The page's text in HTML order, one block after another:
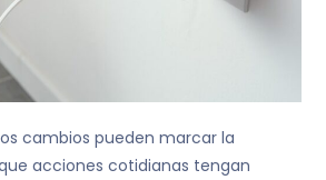
cambios pueden marcar la
acciones cotidianas tengan